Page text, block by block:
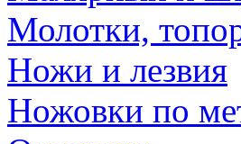
Молотки,
Ножи и лезвия
Ножовки по